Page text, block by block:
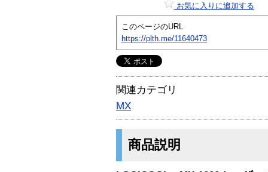
お気に入りに追加する
このページのURL
https://plth.me/11640473
関連カテゴリ
MX
商品説明